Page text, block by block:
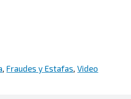
Fraudes y Estafas ,Video